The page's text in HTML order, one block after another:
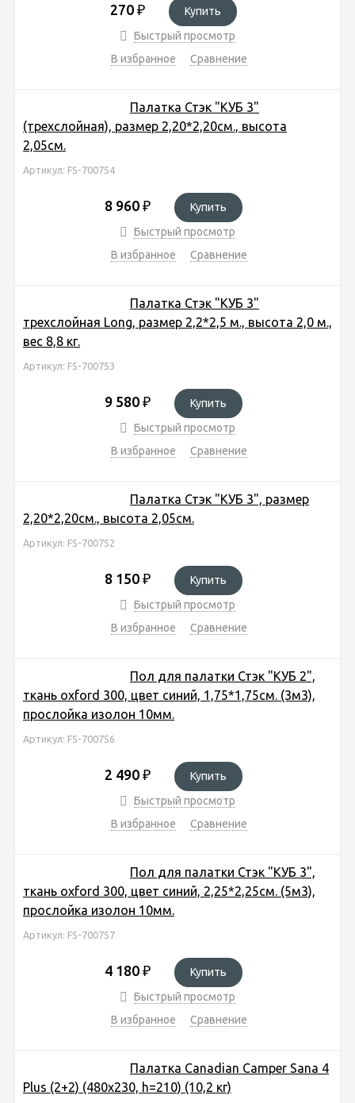
270 ₽
Купить
Быстрый просмотр
В избранное
Сравнение
Палатка Стэк "КУБ 3"
(трехслойная), размер 2,20*2,20см., высота
2,05см.
Артикул: FS-700754
8 960 ₽
Купить
Быстрый просмотр
В избранное
Сравнение
Палатка Стэк "КУБ 3"
трехслойная Long, размер 2,2*2,5 м., высота 2,0 м.,
вес 8,8 кг.
Артикул: FS-700753
9 580 ₽
Купить
Быстрый просмотр
В избранное
Сравнение
Палатка Стэк "КУБ 3", размер
2,20*2,20см., высота 2,05см.
Артикул: FS-700752
8 150 ₽
Купить
Быстрый просмотр
В избранное
Сравнение
Пол для палатки Стэк "КУБ 2",
ткань oxford 300, цвет синий, 1,75*1,75см. (3м3),
прослойка изолон 10мм.
Артикул: FS-700756
2 490 ₽
Купить
Быстрый просмотр
В избранное
Сравнение
Пол для палатки Стэк "КУБ 3",
ткань oxford 300, цвет синий, 2,25*2,25см. (5м3),
прослойка изолон 10мм.
Артикул: FS-700757
4 180 ₽
Купить
Быстрый просмотр
В избранное
Сравнение
Палатка Canadian Camper Sana 4
Plus (2+2) (480x230, h=210) (10,2 кг)